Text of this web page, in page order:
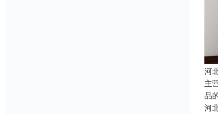
河
主
品
河